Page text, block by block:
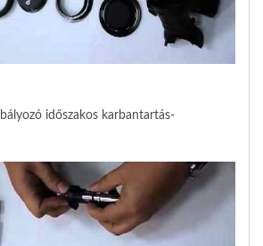
időszakos karbantartás-